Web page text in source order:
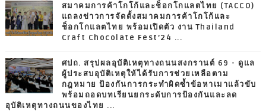
สมาคมการค้าโกโก้และช็อกโกแลตไทย (TACCO)
แถลงข่าวการจัดตั้งสมาคมการค้าโกโก้และ
ช็อกโกแลตไทย พร้อมเปิดตัว งาน Thailand
Craft Chocolate Fest’24 ...
ศปถ. สรุปผลอุบัติเหตุทางถนนสงกรานต์ 69 - ดูแล
ผู้ประสบอุบัติเหตุให้ได้รับการช่วยเหลือตาม
กฎหมาย ป้องกันการกระทำผิดซ้ำข้อหาเมาแล้วขับ
พร้อมถอดบทเรียนยกระดับการป้องกันและลด
อุบัติเหตุทางถนนของไทย ...